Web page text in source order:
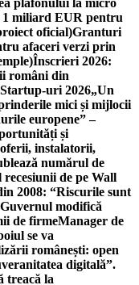
plafonului la micro
1 miliard EUR pentru
oficial)Granturi
afaceri verzi prin
Înscrieri 2026:
români din
uri 2026„Un
mici și mijlocii
europene” –
și
instalatorii,
numărul de
de pe Wall
2008: “Riscurile sunt
modifică
de firmeManager de
se va
românești: open
digitală”.
treacă la